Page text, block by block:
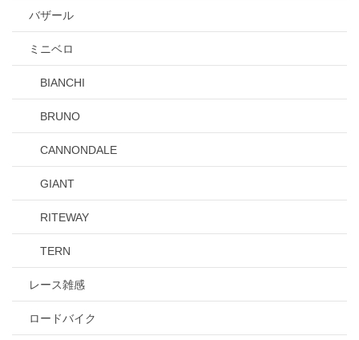
バザール
ミニベロ
BIANCHI
BRUNO
CANNONDALE
GIANT
RITEWAY
TERN
レース雑感
ロードバイク